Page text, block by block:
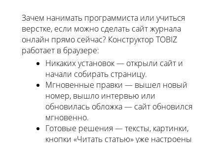
Зачем нанимать программиста или учиться
верстке, если можно сделать сайт журнала
онлайн прямо сейчас? Конструктор TOBIZ
работает в браузере:
Никаких установок — открыли сайт и
начали собирать страницу.
Мгновенные правки — вышел новый
номер, вышло интервью или
обновилась обложка — сайт обновился
мгновенно.
Готовые решения — тексты, картинки,
кнопки «Читать статью» уже настроены